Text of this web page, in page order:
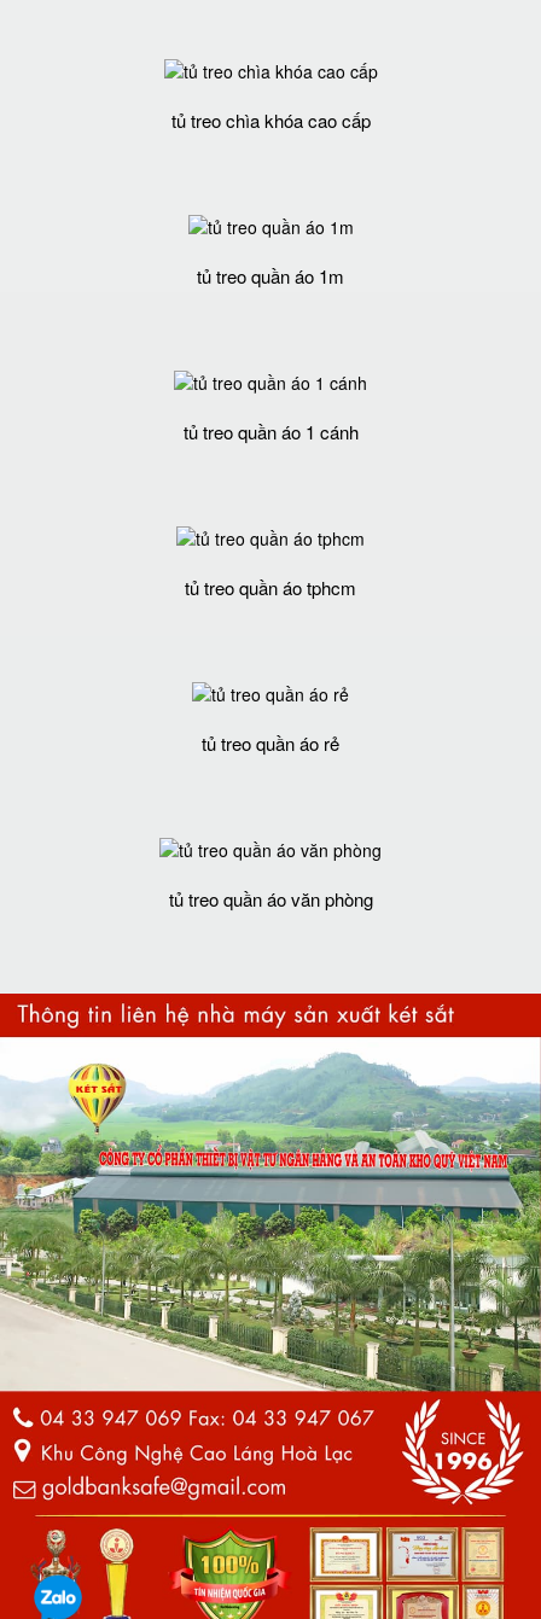
tủ treo chìa khóa cao cấp
tủ treo quần áo 1m
tủ treo quần áo 1 cánh
tủ treo quần áo tphcm
tủ treo quần áo rẻ
tủ treo quần áo văn phòng